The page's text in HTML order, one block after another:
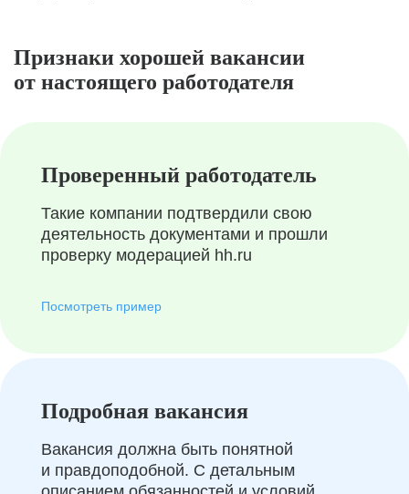
Признаки хорошей вакансии
от настоящего работодателя
Проверенный работодатель
Такие компании подтвердили свою
деятельность документами и прошли
проверку модерацией hh.ru
Посмотреть пример
Подробная вакансия
Вакансия должна быть понятной
и правдоподобной. С детальным